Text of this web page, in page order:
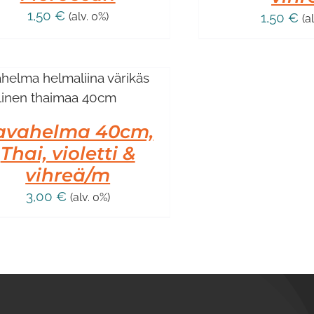
1,50 € (alv. 0%) 1,50 €
40cm,
Thai, violetti &
vihreä/m
3,00 € (alv. 0%)